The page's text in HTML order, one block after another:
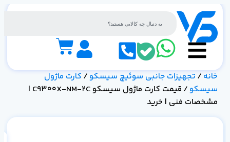
خانه / تجهیزات جانبی سوئیچ سیسکو/ کارت ماژول
سیسکو
/ قیمت کارت ماژول سیسکو C9300X-NM-2C |
مشخصات فنی | خرید